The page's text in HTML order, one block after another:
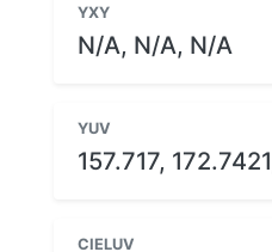
YXY
N/A, N/A, N/A
YUV
157.717,
CIELUV